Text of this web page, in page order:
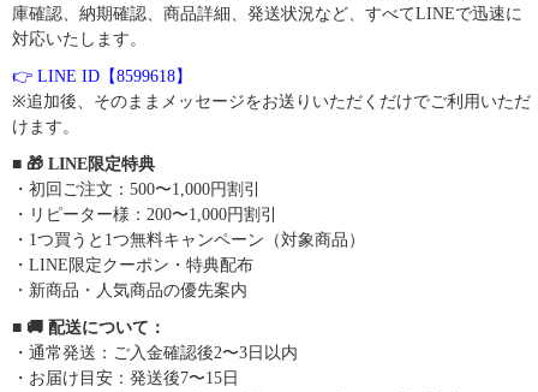
庫確認、納期確認、商品詳細、発送状況など、すべてLINEで迅速に
対応いたします。
👉 LINE ID【8599618】
※追加後、そのままメッセージをお送りいただくだけでご利用いただ
けます。
■ 🎁 LINE限定特典
・初回ご注文：500〜1,000円割引
・リピーター様：200〜1,000円割引
・1つ買うと1つ無料キャンペーン（対象商品）
・LINE限定クーポン・特典配布
・新商品・人気商品の優先案内
■ 🚚 配送について：
・通常発送：ご入金確認後2〜3日以内
・お届け目安：発送後7〜15日